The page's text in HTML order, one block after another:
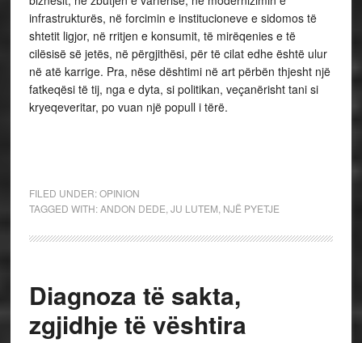
infrastrukturës, në forcimin e institucioneve e sidomos të
shtetit ligjor, në rritjen e konsumit, të mirëqenies e të
cilësisë së jetës, në përgjithësi, për të cilat edhe është ulur
në atë karrige. Pra, nëse dështimi në art përbën thjesht një
fatkeqësi të tij, nga e dyta, si politikan, veçanërisht tani si
kryeqeveritar, po vuan një popull i tërë.
FILED UNDER:OPINION
TAGGED WITH:ANDON DEDE JU LUTEM NJË PYETJE
Diagnoza të sakta,
zgjidhje të vështira